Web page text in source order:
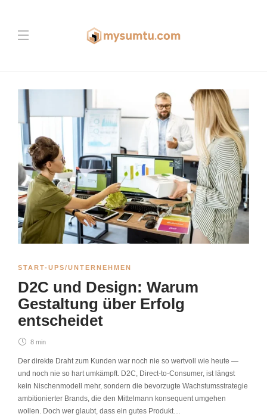
START-UPS/UNTERNEHMEN
D2C und Design: Warum
Gestaltung über Erfolg
entscheidet
8 min
Der direkte Draht zum Kunden war noch nie so wertvoll wie heute —
und noch nie so hart umkämpft. D2C, Direct-to-Consumer, ist längst
kein Nischenmodell mehr, sondern die bevorzugte Wachstumsstrategie
ambitionierter Brands, die den Mittelmann konsequent umgehen
wollen. Doch wer glaubt, dass ein gutes Produkt…